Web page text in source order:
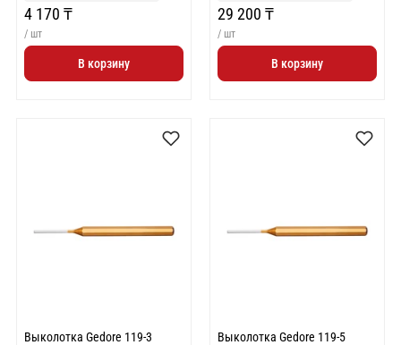
4 170 ₸
/ шт
В корзину
29 200 ₸
/ шт
В корзину
Выколотка Gedore 119-3 Выколотка Gedore 119-5